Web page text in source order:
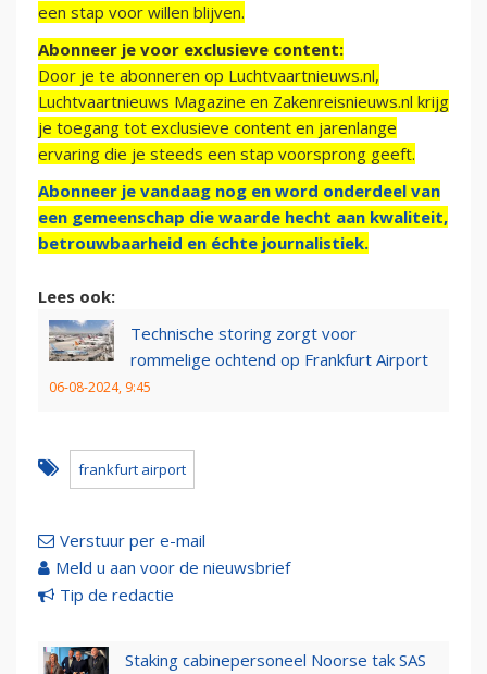
een stap voor willen blijven.
Abonneer je voor exclusieve content:
Door je te abonneren op Luchtvaartnieuws.nl,
Luchtvaartnieuws Magazine en Zakenreisnieuws.nl krijg
je toegang tot exclusieve content en jarenlange
ervaring die je steeds een stap voorsprong geeft.
Abonneer je vandaag nog en word onderdeel van
een gemeenschap die waarde hecht aan kwaliteit,
betrouwbaarheid en échte journalistiek.
Lees ook:
Technische storing zorgt voor
rommelige ochtend op Frankfurt Airport
06-08-2024, 9:45
frankfurt airport
Verstuur per e-mail
Meld u aan voor de nieuwsbrief
Tip de redactie
Staking cabinepersoneel Noorse tak SAS